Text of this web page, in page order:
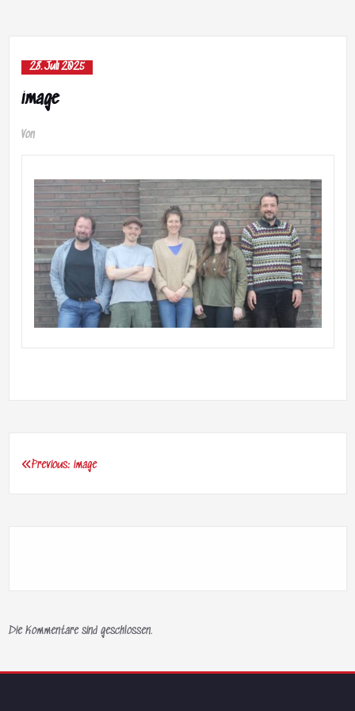
28. Juli 2025
image
Von
Beitragsnavigation
Previous: image
Die Kommentare sind geschlossen.